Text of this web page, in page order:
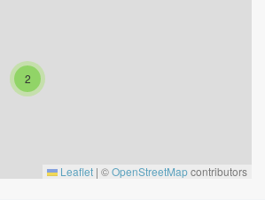
2
Leaflet | ©OpenStreetMapcontributors